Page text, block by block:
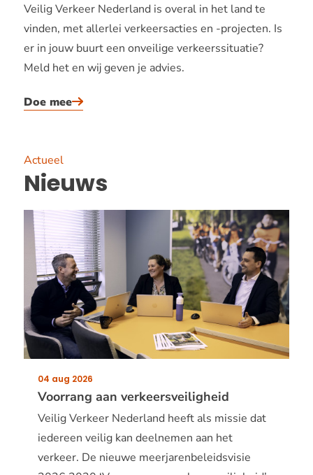
Veilig Verkeer Nederland is overal in het land te
vinden, met allerlei verkeersacties en -projecten. Is
er in jouw buurt een onveilige verkeerssituatie?
Meld het en wij geven je advies.
Doe mee
Nieuws
Actueel
Voorrang aan verkeersveiligheid
Publicatiedatum:
04 aug 2026
Veilig Verkeer Nederland heeft als missie dat
iedereen veilig kan deelnemen aan het
verkeer. De nieuwe meerjarenbeleidsvisie